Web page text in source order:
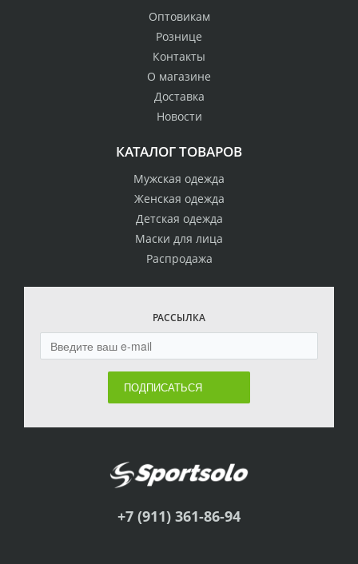
Оптовикам
Рознице
Контакты
О магазине
Доставка
Новости
КАТАЛОГ ТОВАРОВ
Мужская одежда
Женская одежда
Детская одежда
Маски для лица
Распродажа
РАССЫЛКА
ПОДПИСАТЬСЯ
+7 (911) 361-86-94